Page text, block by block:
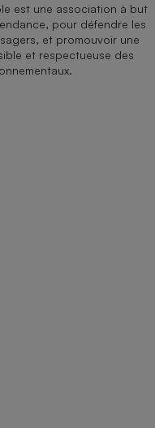
est une association à but
pour défendre les
et promouvoir une
et respectueuse des